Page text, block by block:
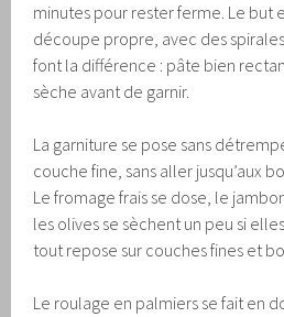
minutes pour rester ferme. Le but
découpe propre, avec des
font la différence : pâte bien
sèche avant de garnir.
La garniture se pose sans
couche fine, sans aller jusqu’aux
Le fromage frais se dose, le
les olives se sèchent un peu si
tout repose sur couches fines et
Le roulage en palmiers se fait en